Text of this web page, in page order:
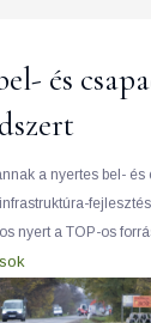
és
a nyertes bel- és
nyert a TOP-os